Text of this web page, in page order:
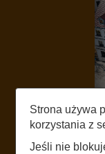
Strona używa
korzystania z
Jeśli nie